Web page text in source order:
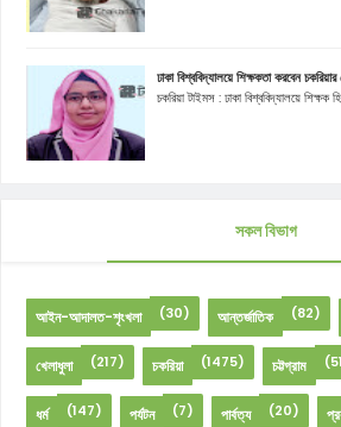
ঢাকা বিশ্ববিদ্যালয়ে শিক্ষকতা করবেন
চকরিয়া টাইমস : ঢাকা বিশ্ববিদ্যালয়ে শিক্ষক
সকল বিভাগ
আইন-আদালত-শৃংখলা (30) আন্তর্জাতিক (82)
খেলাধুলা (217) চকরিয়া (1475) চট্টগ্রাম
ধর্ম (147) পর্যটন (7) পার্বত্য (20)